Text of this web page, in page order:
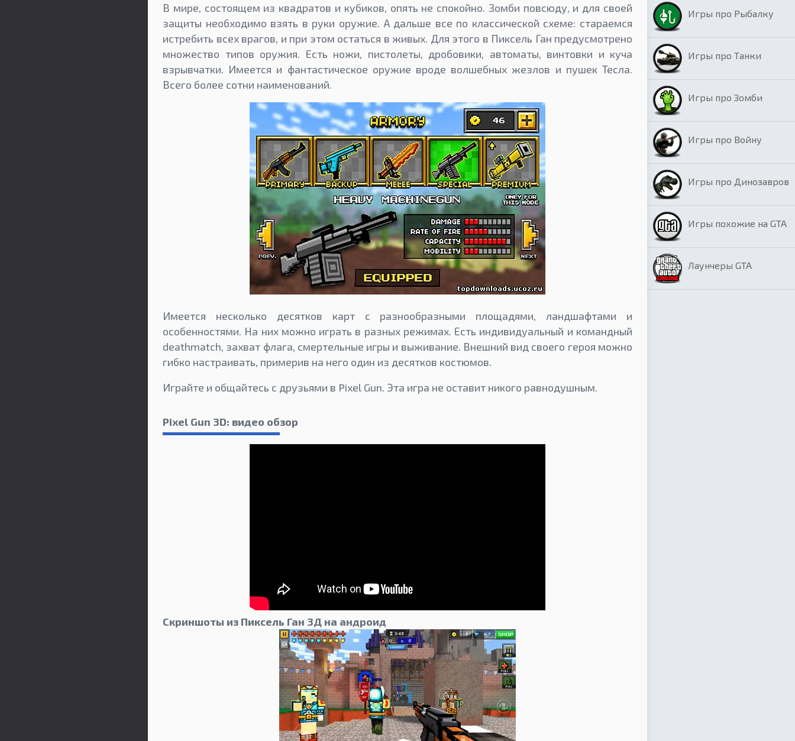
В мире, состоящем из квадратов и кубиков, опять не спокойно. Зомби повсюду, и для своей
защиты необходимо взять в руки оружие. А дальше все по классической схеме: стараемся
истребить всех врагов, и при этом остаться в живых. Для этого в Пиксель Ган предусмотрено
множество типов оружия. Есть ножи, пистолеты, дробовики, автоматы, винтовки и куча
взрывчатки. Имеется и фантастическое оружие вроде волшебных жезлов и пушек Тесла.
Всего более сотни наименований.
Имеется несколько десятков карт с разнообразными площадями, ландшафтами и
особенностями. На них можно играть в разных режимах. Есть индивидуальный и командный
deathmatch, захват флага, смертельные игры и выживание. Внешний вид своего героя можно
гибко настраивать, примерив на него один из десятков костюмов.
Играйте и общайтесь с друзьями в Pixel Gun. Эта игра не оставит никого равнодушным.
Pixel Gun 3D: видео обзор
Скриншоты из Пиксель Ган 3Д на андроид
Игры про Рыбалку
Игры про Танки
Игры про Зомби
Игры про Войну
Игры про Динозавров
Игры похожие на GTA
Лаунчеры GTA